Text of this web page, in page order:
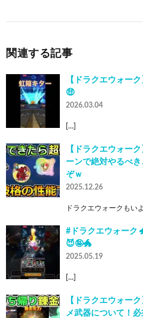
関連する記事
【ドラクエウォー
🤑
2026.03.04
[…]
【ドラクエウォー
ーンで絶対やるべ
ぞｗ
2025.12.26
ドラクエウォークもい
#ドラクエウォーク
😈🤪🐲
2025.05.19
[…]
【ドラクエウォー
メ武器について！